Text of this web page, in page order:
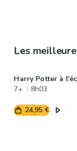
Les
Harry Potter à
7+
8h03
24,95 €